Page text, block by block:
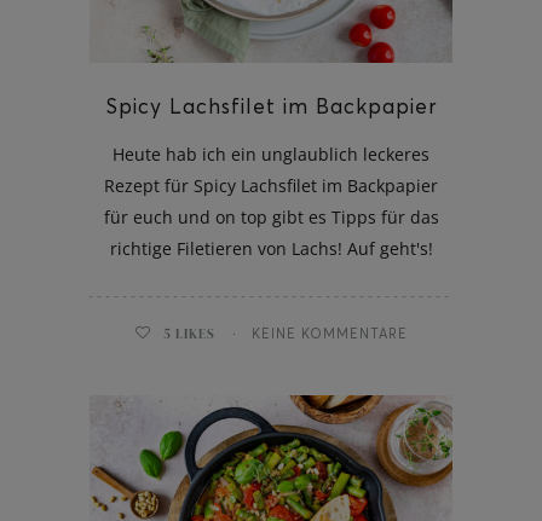
Spicy Lachsfilet im Backpapier
Heute hab ich ein unglaublich leckeres
Rezept für Spicy Lachsfilet im Backpapier
für euch und on top gibt es Tipps für das
richtige Filetieren von Lachs! Auf geht's!
5 LIKES KEINE KOMMENTARE